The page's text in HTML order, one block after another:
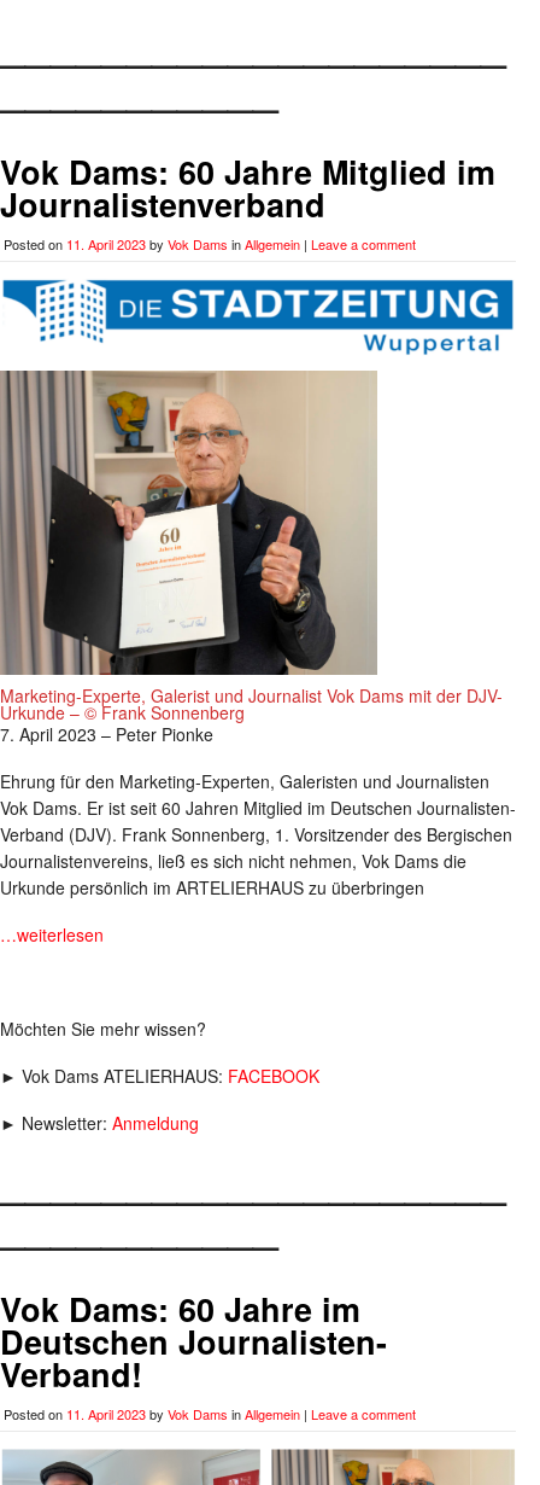
___________
Vok Dams: 60 Jahre Mitglied im
Journalistenverband
Posted on 11. April 2023by Vok Dams inAllgemein | Leave a comment
Marketing-Experte, Galerist und Journalist Vok Dams mit der DJV-
Urkunde – © Frank Sonnenberg
7. April 2023 – Peter Pionke
Ehrung für den Marketing-Experten, Galeristen und Journalisten
Vok Dams. Er ist seit 60 Jahren Mitglied im Deutschen Journalisten-
Verband (DJV). Frank Sonnenberg, 1. Vorsitzender des Bergischen
Journalistenvereins, ließ es sich nicht nehmen, Vok Dams die
Urkunde persönlich im ARTELIERHAUS zu überbringen
…weiterlesen
Möchten Sie mehr wissen?
► Vok Dams ATELIERHAUS: FACEBOOK
► Newsletter: Anmeldung
___________
Vok Dams: 60 Jahre im
Deutschen Journalisten-
Verband!
Posted on 11. April 2023by Vok Dams inAllgemein | Leave a comment